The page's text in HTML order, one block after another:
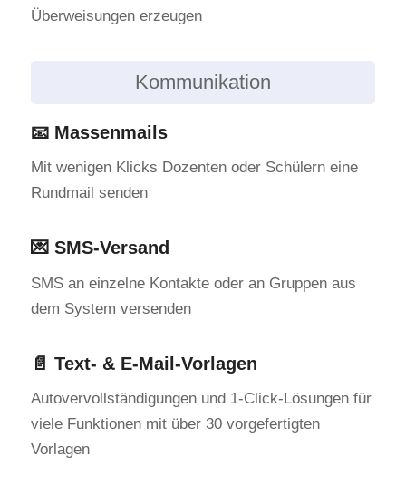
Überweisungen erzeugen
Kommunikation
📧 Massenmails
Mit wenigen Klicks Dozenten oder Schülern eine
Rundmail senden
💌 SMS-Versand
SMS an einzelne Kontakte oder an Gruppen aus
dem System versenden
📄 Text- & E-Mail-Vorlagen
Autovervollständigungen und 1-Click-Lösungen für
viele Funktionen mit über 30 vorgefertigten
Vorlagen